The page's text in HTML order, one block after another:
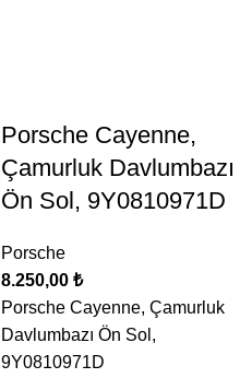
Porsche Cayenne,
Çamurluk Davlumbazı
Ön Sol, 9Y0810971D
Porsche
8.250,00 ₺
Porsche Cayenne, Çamurluk
Davlumbazı Ön Sol,
9Y0810971D